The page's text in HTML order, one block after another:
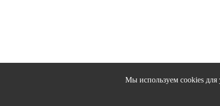
Мы используем cookies для